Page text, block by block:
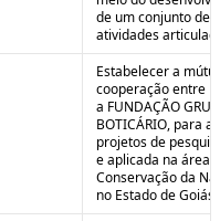
de um conjunto de
atividades
Estabelecer a
cooperação entre
a FUNDAÇÃO
BOTICÁRIO, para
projetos de
e aplicada na área
Conservação da
no Estado de Goiás.